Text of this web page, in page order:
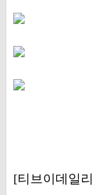
[티브이데일리